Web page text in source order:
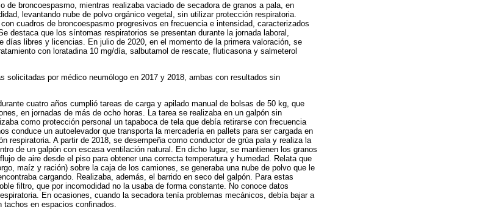
de broncoespasmo, mientras realizaba vaciado de secadora de granos a pala, en
levantando nube de polvo orgánico vegetal, sin utilizar protección respiratoria.
cuadros de broncoespasmo progresivos en frecuencia e intensidad, caracterizados
destaca que los síntomas respiratorios se presentan durante la jornada laboral,
días libres y licencias. En julio de 2020, en el momento de la primera valoración, se
con loratadina 10 mg/día, salbutamol de rescate, fluticasona y salmeterol
solicitadas por médico neumólogo en 2017 y 2018, ambas con resultados sin
cuatro años cumplió tareas de carga y apilado manual de bolsas de 50 kg, que
en jornadas de más de ocho horas. La tarea se realizaba en un galpón sin
como protección personal un tapaboca de tela que debía retirarse con frecuencia
conduce un autoelevador que transporta la mercadería en pallets para ser cargada en
respiratoria. A partir de 2018, se desempeña como conductor de grúa pala y realiza la
de un galpón con escasa ventilación natural. En dicho lugar, se mantienen los granos
de aire desde el piso para obtener una correcta temperatura y humedad. Relata que
maíz y ración) sobre la caja de los camiones, se generaba una nube de polvo que le
cargando. Realizaba, además, el barrido en seco del galpón. Para estas
filtro, que por incomodidad no la usaba de forma constante. No conoce datos
En ocasiones, cuando la secadora tenía problemas mecánicos, debía bajar a
tachos en espacios confinados.